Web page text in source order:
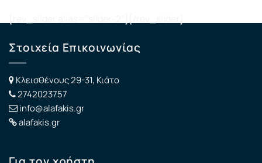
Στοιχεία Επικοινωνίας
Κλεισθένους 29-31, Κιάτο
2742023757
info@alafakis.gr
alafakis.gr